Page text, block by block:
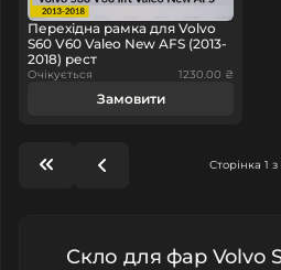
Перехідна рамка для Volvo
S60 V60 Valeo New AFS (2013-
2018) рест
Очікується 1230.00 ₴
Замовити
Сторінка 1 з
Скло для фар Volvo